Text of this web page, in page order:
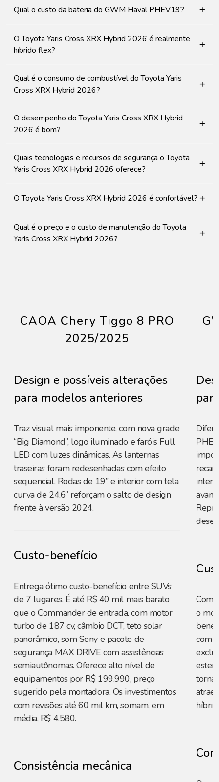
Qual o custo da bateria do GWM Haval PHEV19? +
O Toyota Yaris Cross XRX Hybrid 2026 é realmente
híbrido flex?
+
Qual é o consumo de combustível do Toyota Yaris
Cross XRX Hybrid 2026?
+
O desempenho do Toyota Yaris Cross XRX Hybrid
2026 é bom?
+
Quais tecnologias e recursos de segurança o Toyota
Yaris Cross XRX Hybrid 2026 oferece?
+
O Toyota Yaris Cross XRX Hybrid 2026 é confortável? +
Qual é o preço e o custo de manutenção do Toyota
Yaris Cross XRX Hybrid 2026?
+
CAOA Chery Tiggo 8 PRO
2025/2025
Design e possíveis alterações
para modelos anteriores
Traz visual mais imponente, com nova grade
“Big Diamond”, logo iluminado e faróis Full
LED com luzes dinâmicas. As lanternas
traseiras foram redesenhadas com efeito
sequencial. Rodas de 19” e interior com tela
curva de 24,6” reforçam o salto de design
frente à versão 2024.
Custo-benefício
Entrega ótimo custo-benefício entre SUVs
de 7 lugares. É até R$ 40 mil mais barato
que o Commander de entrada, com motor
turbo de 187 cv, câmbio DCT, teto solar
panorâmico, som Sony e pacote de
segurança MAX DRIVE com assistências
semiautônomas. Oferece alto nível de
equipamentos por R$ 199.990, preço
sugerido pela montadora. Os investimentos
com revisões até 60 mil km, somam, em
média, R$ 4.580.
Consistência mecânica
Com
o